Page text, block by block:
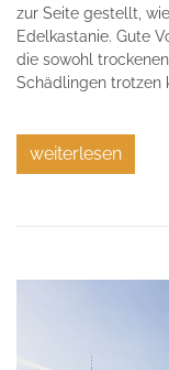
zur Seite gestellt,
Edelkastanie. Gute
die sowohl
Schädlingen trotzen
weiterlesen